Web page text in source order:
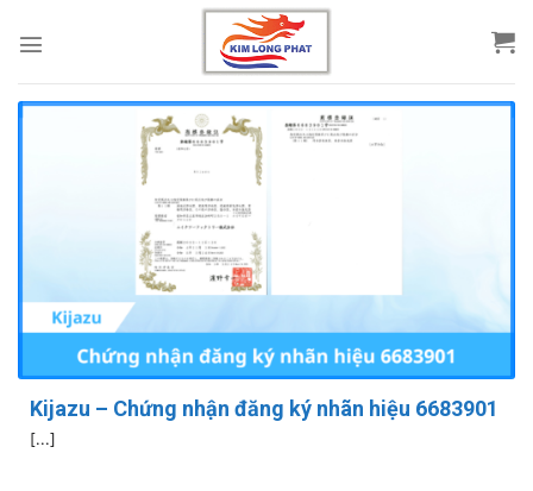
Kijazu – Chứng nhận đăng ký nhãn hiệu 6683901
[...]